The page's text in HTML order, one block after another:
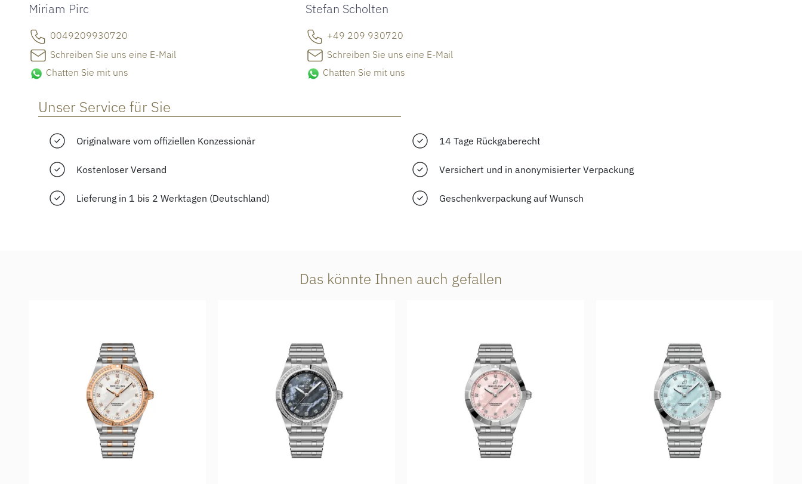
Miriam Pirc
0049209930720
Schreiben Sie uns eine E-Mail
Chatten Sie mit uns
Stefan Scholten
+49 209 930720
Schreiben Sie uns eine E-Mail
Chatten Sie mit uns
Unser Service für Sie
Originalware vom offiziellen Konzessionär 14 Tage Rückgaberecht
Kostenloser Versand Versichert und in anonymisierter Verpackung
Lieferung in 1 bis 2 Werktagen (Deutschland) Geschenkverpackung auf Wunsch
Das könnte Ihnen auch gefallen